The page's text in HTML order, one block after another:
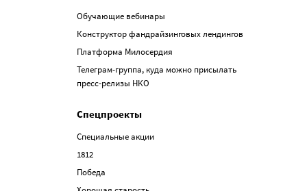
Обучающие вебинары
Конструктор фандрайзинговых лендингов
Платформа Милосердия
Телеграм-группа, куда можно присылать
пресс-релизы НКО
Спецпроекты
Специальные акции
1812
Победа